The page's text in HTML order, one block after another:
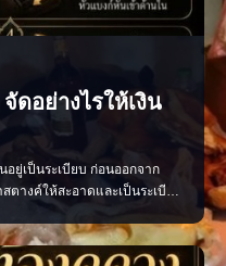
ดอย่างไรให้เงิน
อยู่เป็นระเบียบ ก่อนออกจาก
ตางค์ให้สะอาดและเป็นระเบียบ
งการเงินที่ดี • เก็บแบงก์ขวัญถุง
รไปในทิศทางเดียวกัน โดยหัน